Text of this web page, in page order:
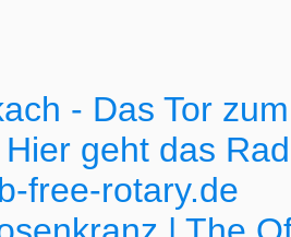
- Das Tor
geht das
free-rotary.de